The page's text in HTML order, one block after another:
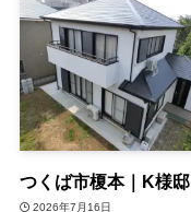
つくば市榎本｜K様邸
2026年7月16日